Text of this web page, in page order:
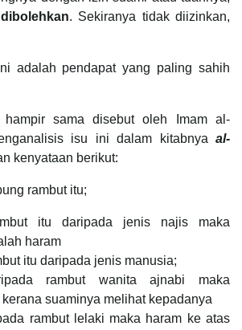
dibolehkan. Sekiranya tidak diizinkan,
adalah pendapat yang paling sahih
hampir sama disebut oleh Imam al-
isu ini dalam kitabnya al-
kenyataan berikut:
rambut itu;
itu daripada jenis najis maka
haram
itu daripada jenis manusia;
rambut wanita ajnabi maka
kerana suaminya melihat kepadanya
rambut lelaki maka haram ke atas